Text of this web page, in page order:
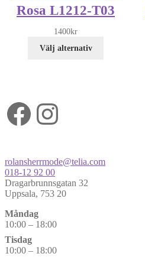
Rosa L1212-T03
1400kr
Välj alternativ
Facebook
Instagram
rolansherrmode@telia.com
018-12 92 00
Dragarbrunnsgatan 32
Uppsala, 753 20
Måndag
10:00 – 18:00
Tisdag
10:00 – 18:00